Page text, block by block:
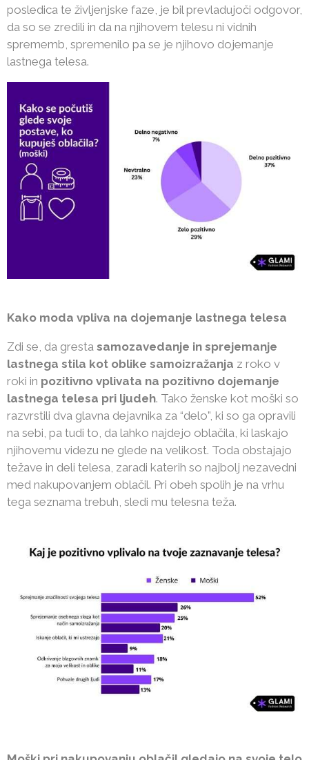
posledica te življenjske faze, je bil prevladujoči odgovor,
da so se zredili in da na njihovem telesu ni vidnih
sprememb, spremenilo pa se je njihovo dojemanje
lastnega telesa.
Kako moda vpliva na dojemanje lastnega telesa
Zdi se, da gresta samozavedanje in sprejemanje
lastnega stila kot oblike samoizražanja z roko v
roki in pozitivno vplivata na pozitivno dojemanje
lastnega telesa pri ljudeh. Tako ženske kot moški so
razvrstili dva glavna dejavnika za “delo”, ki so ga opravili
na sebi, pa tudi to, da lahko najdejo oblačila, ki laskajo
njihovemu videzu ne glede na velikost. Toda obstajajo
težave in deli telesa, zaradi katerih so najbolj nezavedni
med nakupovanjem oblačil. Pri obeh spolih je na vrhu
tega seznama trebuh, sledi mu telesna teža.